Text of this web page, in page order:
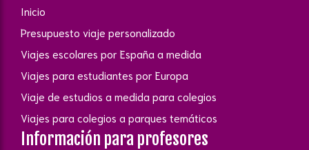
Inicio
Presupuesto viaje personalizado
Viajes escolares por España a medida
Viajes para estudiantes por Europa
Viaje de estudios a medida para colegios
Viajes para colegios a parques temáticos
Información para profesores